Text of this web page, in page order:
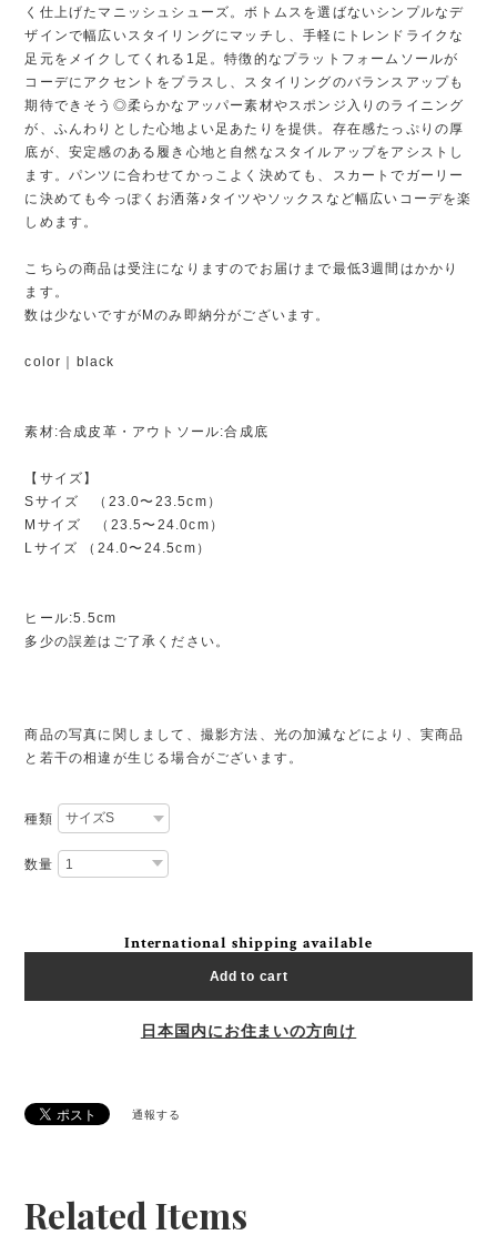
く仕上げたマニッシュシューズ。ボトムスを選ばないシンプルなデ
ザインで幅広いスタイリングにマッチし、手軽にトレンドライクな
足元をメイクしてくれる1足。特徴的なプラットフォームソールが
コーデにアクセントをプラスし、スタイリングのバランスアップも
期待できそう◎柔らかなアッパー素材やスポンジ入りのライニング
が、ふんわりとした心地よい足あたりを提供。存在感たっぷりの厚
底が、安定感のある履き心地と自然なスタイルアップをアシストし
ます。パンツに合わせてかっこよく決めても、スカートでガーリー
に決めても今っぽくお洒落♪タイツやソックスなど幅広いコーデを楽
しめます。
こちらの商品は受注になりますのでお届けまで最低3週間はかかり
ます。
数は少ないですがMのみ即納分がございます。
color｜black
素材:合成皮革・アウトソール:合成底
【サイズ】
Sサイズ （23.0〜23.5cm）
Mサイズ （23.5〜24.0cm）
Lサイズ （24.0〜24.5cm）
ヒール:5.5cm
多少の誤差はご了承ください。
商品の写真に関しまして、撮影方法、光の加減などにより、実商品
と若干の相違が生じる場合がございます。
種類
数量
International shipping available
Add to cart
日本国内にお住まいの方向け
通報する
Related Items